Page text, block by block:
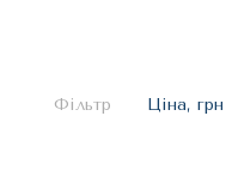
Фільтр Ціна, грн